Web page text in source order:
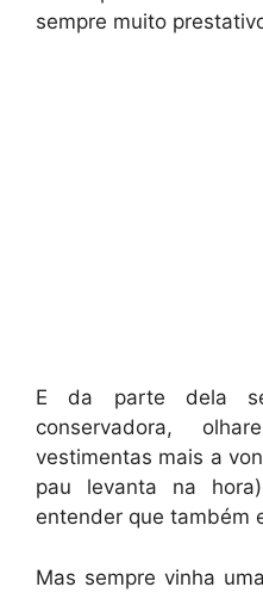
sempre muito
E da parte dela
conservadora,
vestimentas mais a
pau levanta na
entender que também
Mas sempre vinha